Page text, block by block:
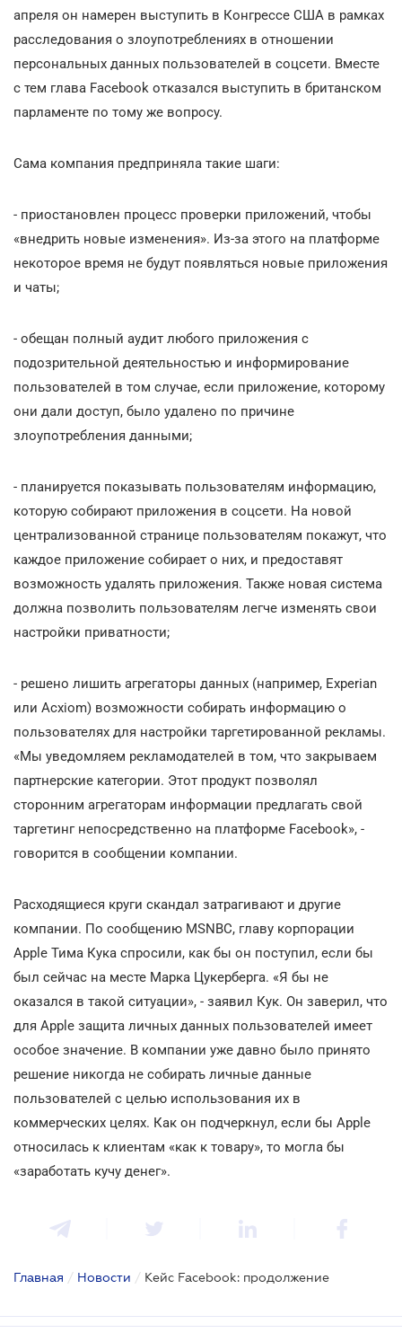
апреля он намерен выступить в Конгрессе США в рамках
расследования о злоупотреблениях в отношении
персональных данных пользователей в соцсети. Вместе
с тем глава Facebook отказался выступить в британском
парламенте по тому же вопросу.
Сама компания предприняла такие шаги:
- приостановлен процесс проверки приложений, чтобы
«внедрить новые изменения». Из-за этого на платформе
некоторое время не будут появляться новые приложения
и чаты;
- обещан полный аудит любого приложения с
подозрительной деятельностью и информирование
пользователей в том случае, если приложение, которому
они дали доступ, было удалено по причине
злоупотребления данными;
- планируется показывать пользователям информацию,
которую собирают приложения в соцсети. На новой
централизованной странице пользователям покажут, что
каждое приложение собирает о них, и предоставят
возможность удалять приложения. Также новая система
должна позволить пользователям легче изменять свои
настройки приватности;
- решено лишить агрегаторы данных (например, Experian
или Acxiom) возможности собирать информацию о
пользователях для настройки таргетированной рекламы.
«Мы уведомляем рекламодателей в том, что закрываем
партнерские категории. Этот продукт позволял
сторонним агрегаторам информации предлагать свой
таргетинг непосредственно на платформе Facebook», -
говорится в сообщении компании.
Расходящиеся круги скандал затрагивают и другие
компании. По сообщению MSNBC, главу корпорации
Apple Тима Кука спросили, как бы он поступил, если бы
был сейчас на месте Марка Цукерберга. «Я бы не
оказался в такой ситуации», - заявил Кук. Он заверил, что
для Apple защита личных данных пользователей имеет
особое значение. В компании уже давно было принято
решение никогда не собирать личные данные
пользователей с целью использования их в
коммерческих целях. Как он подчеркнул, если бы Apple
относилась к клиентам «как к товару», то могла бы
«заработать кучу денег».
Главная / Новости / Кейс Facebook: продолжение